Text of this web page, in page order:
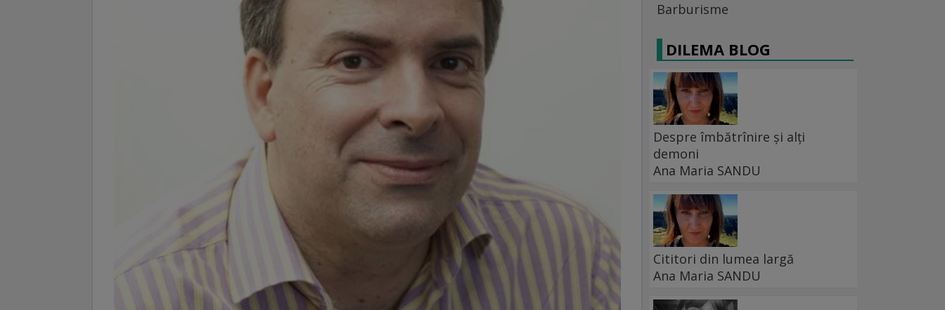
Barburisme
DILEMA BLOG
Despre îmbătrînire și alți
demoni
Ana Maria SANDU
Cititori din lumea largă
Ana Maria SANDU